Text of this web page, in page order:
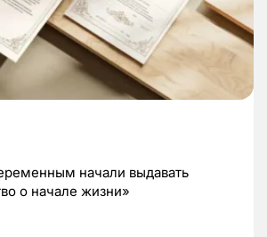
начали выдавать
о начале жизни»